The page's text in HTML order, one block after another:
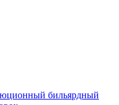
бильярдный